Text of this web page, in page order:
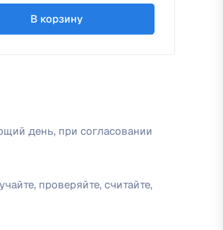
В корзину
день, при согласовании
проверяйте, считайте,